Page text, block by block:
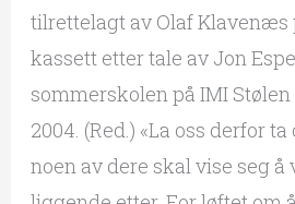
tilrettelagt av Olaf Klavenæs
kassett etter tale av Jon
sommerskolen på IMI
2004. (Red.) «La oss derfor
noen av dere skal vise seg